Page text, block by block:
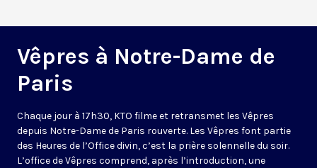
Vêpres à Notre-Dame de
Paris
Chaque jour à 17h30, KTO filme et retransmet les Vêpres
depuis Notre-Dame de Paris rouverte. Les Vêpres font partie
des Heures de l’Office divin, c’est la prière solennelle du soir.
L’office de Vêpres comprend, après l’introduction, une